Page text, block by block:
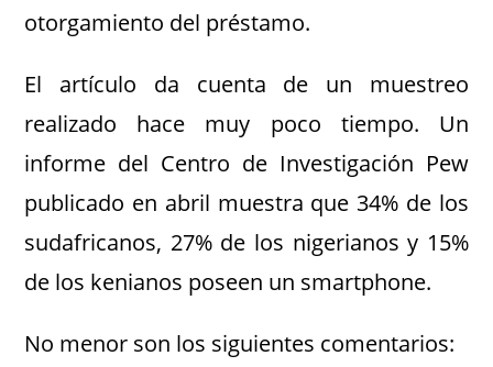
otorgamiento del préstamo.
El artículo da cuenta de un muestreo
realizado hace muy poco tiempo. Un
informe del Centro de Investigación Pew
publicado en abril muestra que 34% de los
sudafricanos, 27% de los nigerianos y 15%
de los kenianos poseen un smartphone.
No menor son los siguientes comentarios: